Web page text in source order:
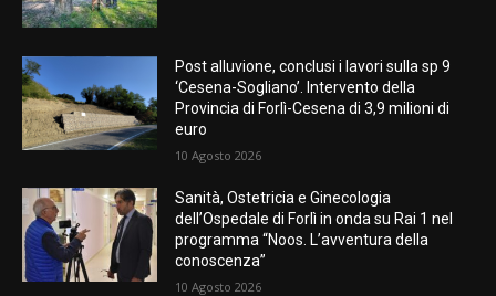
Post alluvione, conclusi i lavori sulla sp 9
‘Cesena-Sogliano’. Intervento della
Provincia di Forlì-Cesena di 3,9 milioni di
euro
10 Agosto 2026
Sanità, Ostetricia e Ginecologia
dell’Ospedale di Forlì in onda su Rai 1 nel
programma “Noos. L’avventura della
conoscenza”
10 Agosto 2026